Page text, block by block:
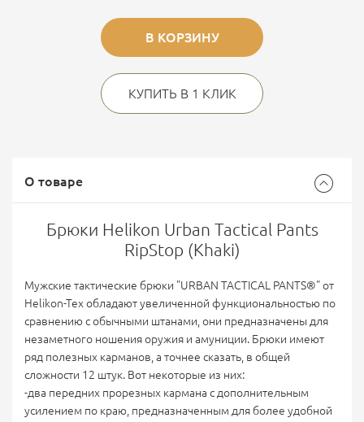
В КОРЗИНУ
КУПИТЬ В 1 КЛИК
О товаре
Брюки Helikon Urban Tactical Pants
RipStop (Khaki)
Мужские тактические брюки "URBAN TACTICAL PANTS®" от
Helikon-Tex обладают увеличенной функциональностью по
сравнению с обычными штанами, они предназначены для
незаметного ношения оружия и амуниции. Брюки имеют
ряд полезных карманов, а точнее сказать, в общей
сложности 12 штук. Вот некоторые из них:
-два передних прорезных кармана с дополнительным
усилением по краю, предназначенным для более удобной